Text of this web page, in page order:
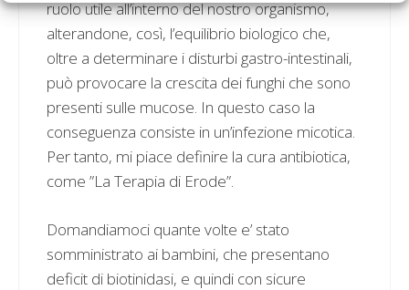
ruolo utile all’interno del nostro organismo,
alterandone, così, l’equilibrio biologico che,
oltre a determinare i disturbi gastro-intestinali,
può provocare la crescita dei funghi che sono
presenti sulle mucose. In questo caso la
conseguenza consiste in un’infezione micotica.
Per tanto, mi piace definire la cura antibiotica,
come ”La Terapia di Erode”.
Domandiamoci quante volte e’ stato
somministrato ai bambini, che presentano
deficit di biotinidasi, e quindi con sicure